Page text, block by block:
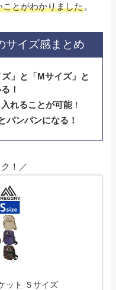
とがわかりました 。
サイズ感まとめ
」と「Mサイズ」と
！
れることが可能！
パンパンになる！
！／
ット Ｓサイズ